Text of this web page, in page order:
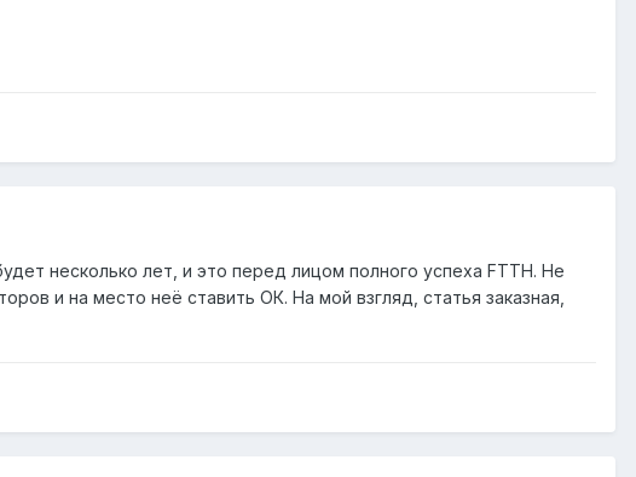
несколько лет, и это перед лицом полного успеха FTTH. Не
и на место неё ставить ОК. На мой взгляд, статья заказная,